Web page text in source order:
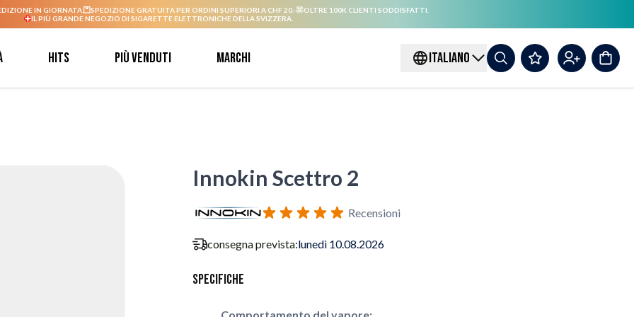
IN GIORNATA. SPEDIZIONE GRATUITA PER ORDINI SUPERIORI A CHF 20.-
OLTRE 100K CLIENTI SODDISFATTI.
IL PIÙ GRANDE NEGOZIO DI SIGARETTE ELETTRONICHE DELLA SVIZZERA.
Hits Più venduti Marchi ITALIANO
Innokin Scettro 2
Recensioni
consegna prevista:lunedì 10.08.2026
Specifiche